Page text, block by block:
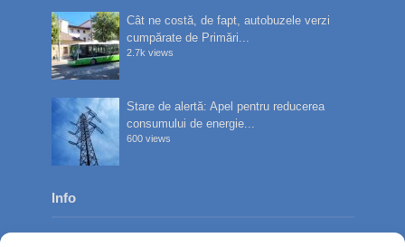
Cât ne costă, de fapt, autobuzele verzi
cumpărate de Primări...
2.7k views
Stare de alertă: Apel pentru reducerea
consumului de energie...
600 views
Info